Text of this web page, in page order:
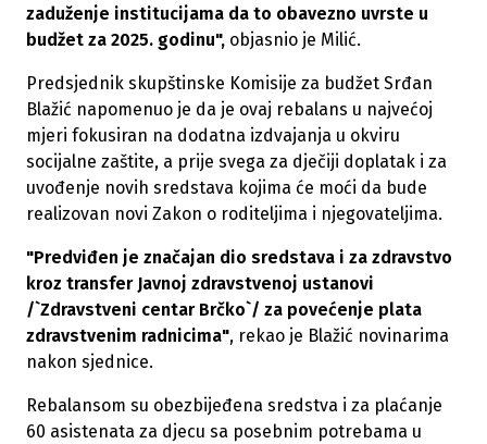
zaduženje institucijama da to obavezno uvrste u
budžet za 2025. godinu", objasnio je Milić.
Predsjednik skupštinske Komisije za budžet Srđan
Blažić napomenuo je da je ovaj rebalans u najvećoj
mjeri fokusiran na dodatna izdvajanja u okviru
socijalne zaštite, a prije svega za dječiji doplatak i za
uvođenje novih sredstava kojima će moći da bude
realizovan novi Zakon o roditeljima i njegovateljima.
"Predviđen je značajan dio sredstava i za zdravstvo
kroz transfer Javnoj zdravstvenoj ustanovi
/`Zdravstveni centar Brčko`/ za povećenje plata
zdravstvenim radnicima", rekao je Blažić novinarima
nakon sjednice.
Rebalansom su obezbijeđena sredstva i za plaćanje
60 asistenata za djecu sa posebnim potrebama u